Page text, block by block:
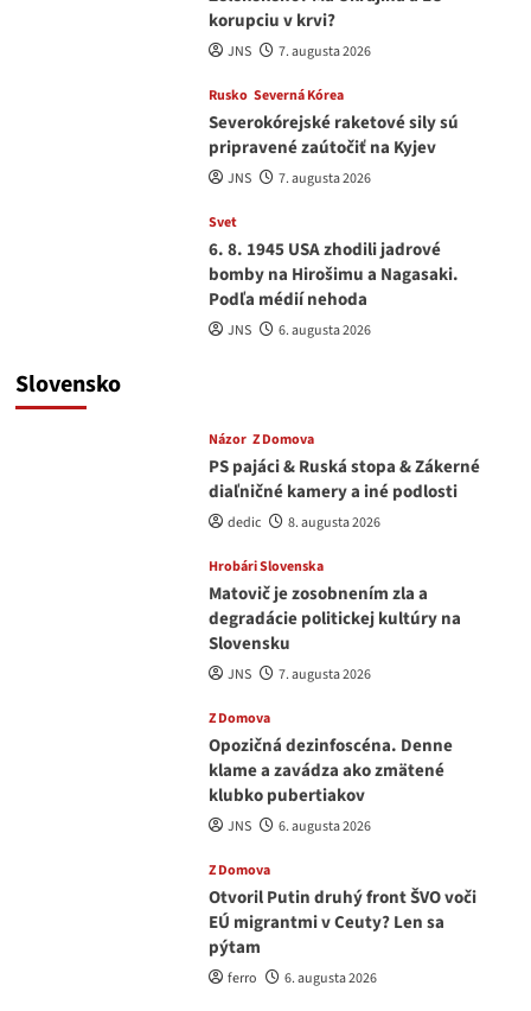
korupciu v krvi?
JNS 7. augusta 2026
Rusko Severná Kórea
Severokórejské raketové sily sú
pripravené zaútočiť na Kyjev
JNS 7. augusta 2026
Svet
6. 8. 1945 USA zhodili jadrové
bomby na Hirošimu a Nagasaki.
Podľa médií nehoda
JNS 6. augusta 2026
Slovensko
Názor Z Domova
PS pajáci & Ruská stopa & Zákerné
diaľničné kamery a iné podlosti
dedic 8. augusta 2026
Hrobári Slovenska
Matovič je zosobnením zla a
degradácie politickej kultúry na
Slovensku
JNS 7. augusta 2026
Z Domova
Opozičná dezinfoscéna. Denne
klame a zavádza ako zmätené
klubko pubertiakov
JNS 6. augusta 2026
Z Domova
Otvoril Putin druhý front ŠVO voči
EÚ migrantmi v Ceuty? Len sa
pýtam
ferro 6. augusta 2026